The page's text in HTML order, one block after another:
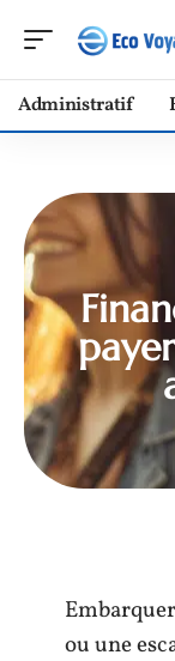
Administratif
ou une